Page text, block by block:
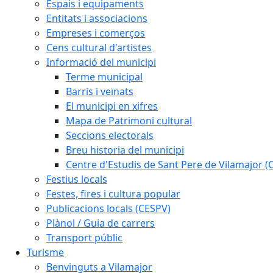
Espais i equipaments
Entitats i associacions
Empreses i comerços
Cens cultural d'artistes
Informació del municipi
Terme municipal
Barris i veïnats
El municipi en xifres
Mapa de Patrimoni cultural
Seccions electorals
Breu historia del municipi
Centre d'Estudis de Sant Pere de Vilamajor
Festius locals
Festes, fires i cultura popular
Publicacions locals (CESPV)
Plànol / Guia de carrers
Transport públic
Turisme
Benvinguts a Vilamajor